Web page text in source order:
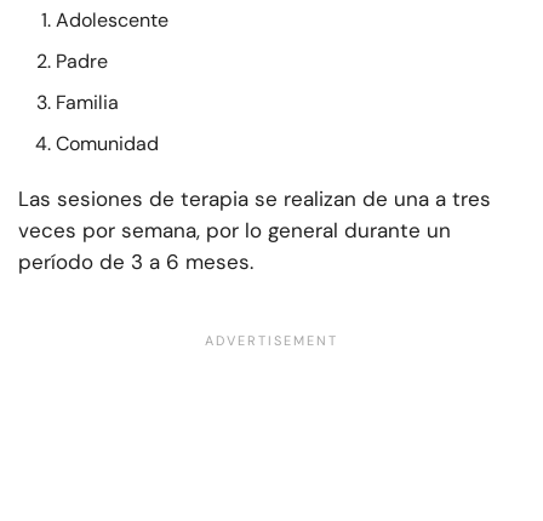
Adolescente
Padre
Familia
Comunidad
Las sesiones de terapia se realizan de una a tres
veces por semana, por lo general durante un
período de 3 a 6 meses.